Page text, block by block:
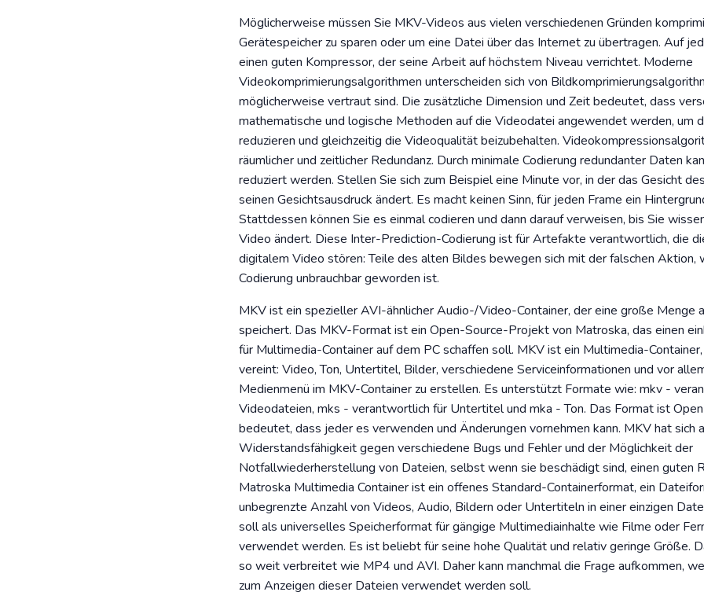
Möglicherweise müssen Sie MKV-Videos aus vielen verschiedenen Gründen
Gerätespeicher zu sparen oder um eine Datei über das Internet zu übertragen. Auf
einen guten Kompressor, der seine Arbeit auf höchstem Niveau verrichtet. Moderne
Videokomprimierungsalgorithmen unterscheiden sich von
möglicherweise vertraut sind. Die zusätzliche Dimension und Zeit bedeutet, dass
mathematische und logische Methoden auf die Videodatei angewendet werden, um
reduzieren und gleichzeitig die Videoqualität beizubehalten.
räumlicher und zeitlicher Redundanz. Durch minimale Codierung redundanter Daten
reduziert werden. Stellen Sie sich zum Beispiel eine Minute vor, in der das Gesicht
seinen Gesichtsausdruck ändert. Es macht keinen Sinn, für jeden Frame ein
Stattdessen können Sie es einmal codieren und dann darauf verweisen, bis Sie
Video ändert. Diese Inter-Prediction-Codierung ist für Artefakte verantwortlich, die
digitalem Video stören: Teile des alten Bildes bewegen sich mit der falschen Aktion,
Codierung unbrauchbar geworden ist.
MKV ist ein spezieller AVI-ähnlicher Audio-/Video-Container, der eine große Menge
speichert. Das MKV-Format ist ein Open-Source-Projekt von Matroska, das einen
für Multimedia-Container auf dem PC schaffen soll. MKV ist ein Multimedia-
vereint: Video, Ton, Untertitel, Bilder, verschiedene Serviceinformationen und vor
Medienmenü im MKV-Container zu erstellen. Es unterstützt Formate wie: mkv -
Videodateien, mks - verantwortlich für Untertitel und mka - Ton. Das Format ist
bedeutet, dass jeder es verwenden und Änderungen vornehmen kann. MKV hat sich
Widerstandsfähigkeit gegen verschiedene Bugs und Fehler und der Möglichkeit der
Notfallwiederherstellung von Dateien, selbst wenn sie beschädigt sind, einen guten
Matroska Multimedia Container ist ein offenes Standard-Containerformat, ein
unbegrenzte Anzahl von Videos, Audio, Bildern oder Untertiteln in einer einzigen
soll als universelles Speicherformat für gängige Multimediainhalte wie Filme oder
verwendet werden. Es ist beliebt für seine hohe Qualität und relativ geringe Größe.
so weit verbreitet wie MP4 und AVI. Daher kann manchmal die Frage aufkommen,
zum Anzeigen dieser Dateien verwendet werden soll.